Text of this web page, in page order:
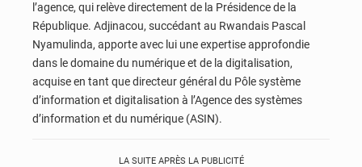
l’agence, qui relève directement de la Présidence de la
République. Adjinacou, succédant au Rwandais Pascal
Nyamulinda, apporte avec lui une expertise approfondie
dans le domaine du numérique et de la digitalisation,
acquise en tant que directeur général du Pôle système
d’information et digitalisation à l’Agence des systèmes
d’information et du numérique (ASIN).
LA SUITE APRÈS LA PUBLICITÉ